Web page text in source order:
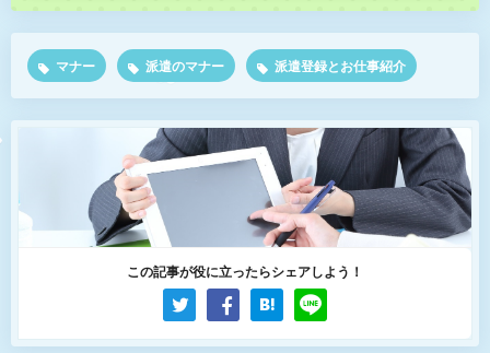
マナー 派遣のマナー 派遣登録とお仕事紹介
この記事が役に立ったらシェアしよう！